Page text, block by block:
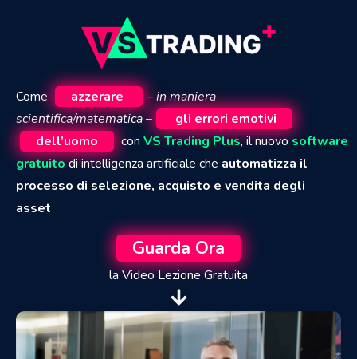
Come azzerare
– in maniera
scientifica/matematica –
gli errori emotivi
dell’uomo
con VS Trading Plus, il nuovosoftware
gratuitodi intelligenza artificiale che automatizza il
processo di selezione, acquisto e vendita degli
asset
Guarda Ora
la Video Lezione Gratuita